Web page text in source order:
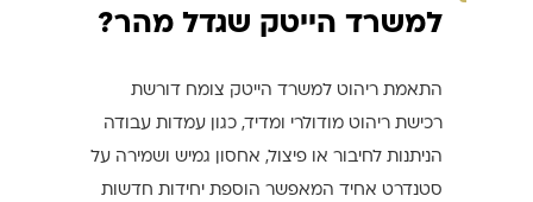
למשרד הייטק שגדל מהר?
התאמת ריהוט למשרד הייטק צומח דורשת
רכישת ריהוט מודולרי ומדיד, כגון עמדות עבודה
הניתנות לחיבור או פיצול, אחסון גמיש ושמירה על
סטנדרט אחיד המאפשר הוספת יחידות חדשות